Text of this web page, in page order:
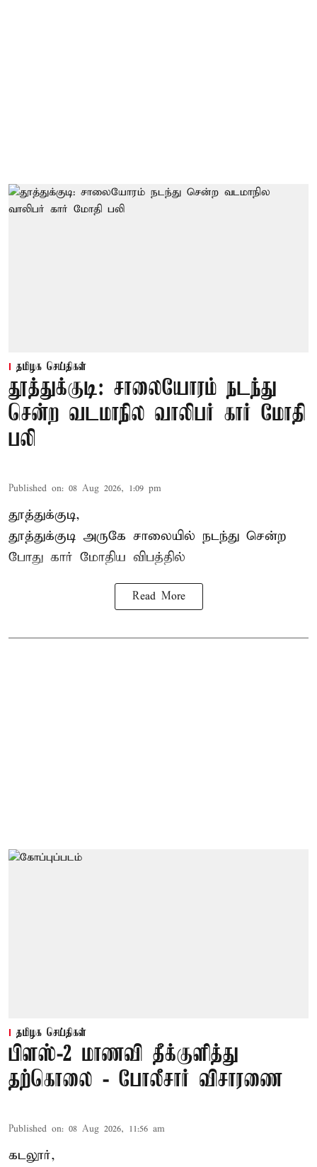
தமிழக செய்திகள்
தூத்துக்குடி: சாலையோரம் நடந்து
சென்ற வடமாநில வாலிபர் கார் மோதி
பலி
Published on: 08 Aug 2026, 1:09 pm
தூத்துக்குடி,
தூத்துக்குடி அருகே சாலையில் நடந்து சென்ற
போது கார் மோதிய விபத்தில்
Read More
தமிழக செய்திகள்
பிளஸ்-2 மாணவி தீக்குளித்து
தற்கொலை - போலீசார் விசாரணை
Published on: 08 Aug 2026, 11:56 am
கடலூர்,